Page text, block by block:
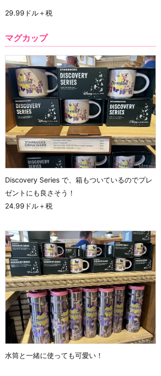
29.99ドル＋税
マグカップ
Discovery Series で、箱もついているのでプレ
ゼントにも良さそう！
24.99ドル＋税
水筒と一緒に使っても可愛い！